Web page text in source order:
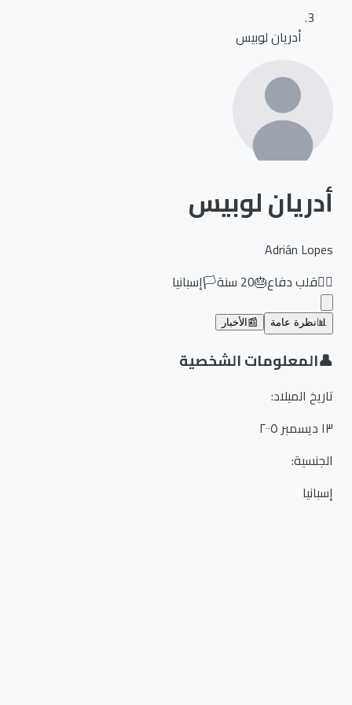
أدريان لوبيس
أدريان لوبيس
Adrián Lopes
قلب دفاع🎂
20سنة🏳️إسبانيا
نظرة عامة 📰 الأخبار
المعلومات الشخصية
تاريخ الميلاد:
الجنسية:
إسبانيا